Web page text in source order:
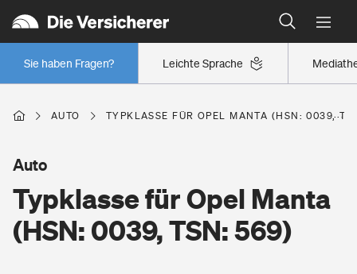
Leichte Sprache
Sie haben Fragen?
Wer versichert was: Jetzt Versicherer finden
Regionalklassen: So ist Ihre Region eingestuft
Wer versichert was: Jetzt Versicherer finden
Berufsunfähigkeitsversicherung
Erwerbsunfähigkeitsversicherung
Wohnen
AUTO TYPKLASSE FÜR OPEL MANTA (HSN: 0039,
Typklasse für Opel Manta
(HSN: 0039, TSN: 569)
Auto